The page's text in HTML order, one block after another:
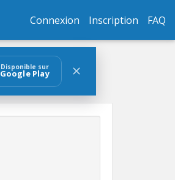
Connexion Inscription FAQ
Disponible sur
Google Play